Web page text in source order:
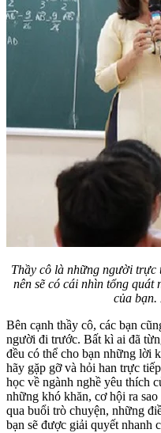
Thầy cô là những người trực
nên sẽ có cái nhìn tổng quát
của bạn.
Bên cạnh thầy cô, các bạn
người đi trước. Bất kì ai đã
đều có thể cho bạn những lời
hãy gặp gỡ và hỏi han trực
học về ngành nghề yêu thích
những khó khăn, cơ hội ra
qua buổi trò chuyện, những
bạn sẽ được giải quyết nhanh